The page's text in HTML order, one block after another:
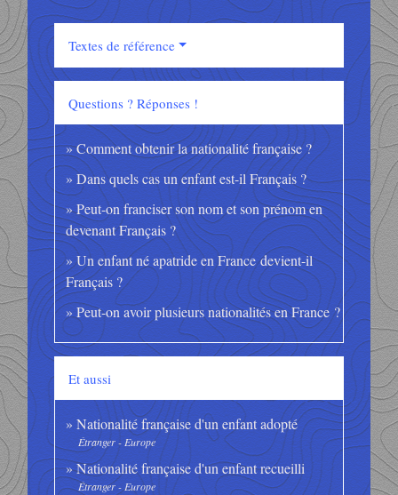
Textes de référence
Questions ? Réponses !
Comment obtenir la nationalité française ?
Dans quels cas un enfant est-il Français ?
Peut-on franciser son nom et son prénom en
devenant Français ?
Un enfant né apatride en France devient-il
Français ?
Peut-on avoir plusieurs nationalités en France ?
Et aussi
Nationalité française d'un enfant adopté
Étranger - Europe
Nationalité française d'un enfant recueilli
Étranger - Europe